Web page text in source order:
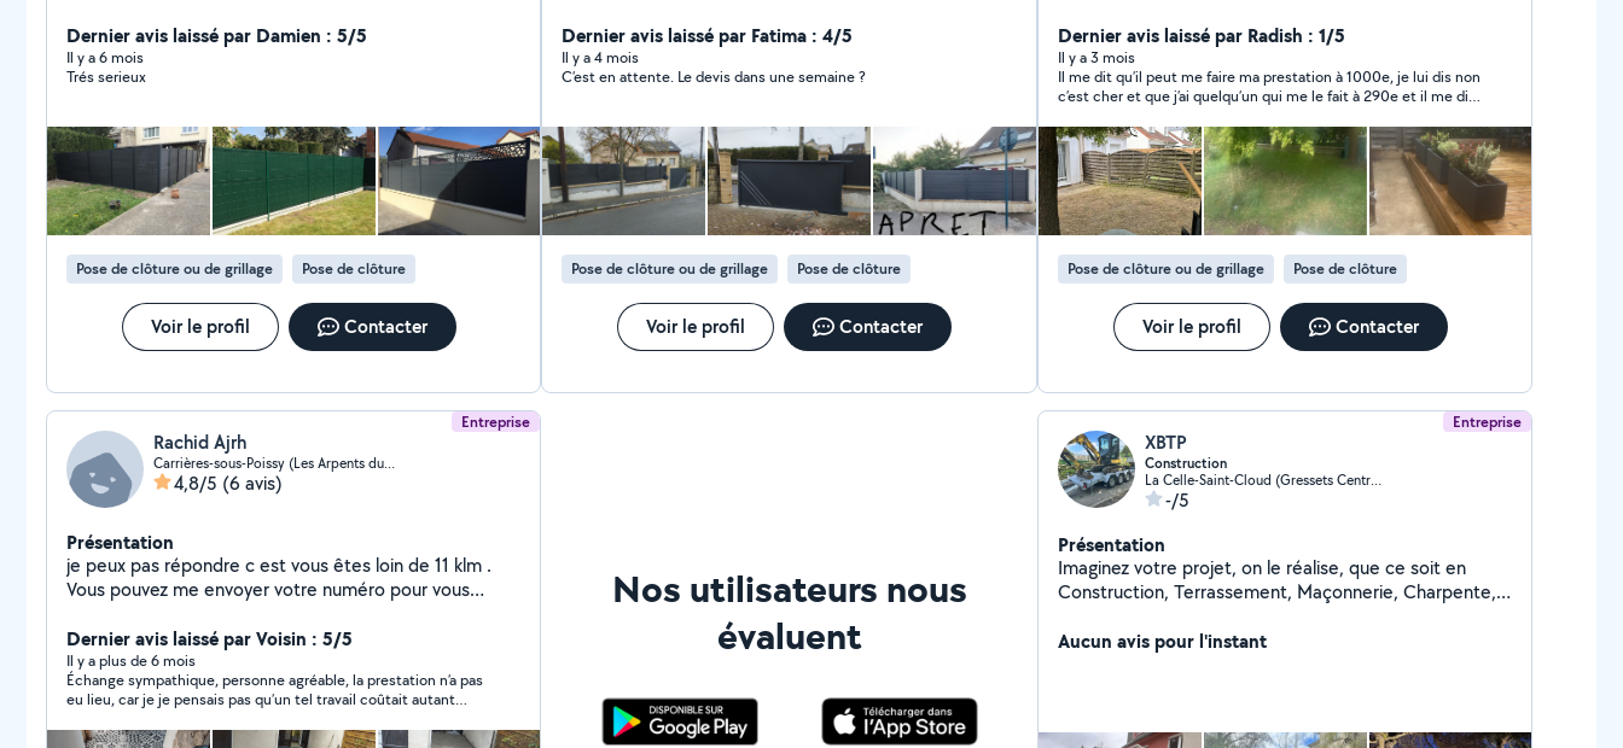
et de second œuvre, j'interviens notamment pour :
Clôtures : bois, composite, béton Terrasses : bois et
bois composite Pose de gazon synthétique Pergolas et
Travail propre, finitions soignées et respect des délais.
Devis gratuit et réponse rapide via la messagerie
AlloVoisins.
Dernier avis laissé par Damien : 5/5
Il y a 6 mois
Trés serieux
Pose de clôture ou de grillage Pose de clôture
Voir le profil Contacter
Dernier avis laissé par Fatima : 4/5
Il y a 4 mois
C’est en attente. Le devis dans une semaine ?
Pose de clôture ou de grillage Pose de clôture
Voir le profil Contacter
Dernier avis laissé par Radish : 1/5
Il y a 3 mois
Il me dit qu’il peut me faire ma prestation à 1000e, je lui dis non
c’est cher et que j’ai quelqu’un qui me le fait à 290e et il me dit
faite le mieu.. -_-
Pose de clôture ou de grillage Pose de clôture
Voir le profil Contacter
Entreprise
Rachid Ajrh
Carrières-sous-Poissy (Les Arpents du Prieur)
4,8/5 (6 avis)
Présentation
je peux pas répondre c est vous êtes loin de 11 klm .
Vous pouvez me envoyer votre numéro pour vous
générale et rénovation intérieure et extérieure pose
carrelage peinture enduit montage meuble collage de
dalle béton armé e chappe pose pierre naturelle
Dernier avis laissé par Voisin : 5/5
Il y a plus de 6 mois
Échange sympathique, personne agréable, la prestation n’a pas
eu lieu, car je je pensais pas qu’un tel travail coûtait autant
Nos utilisateurs nous
évaluent
Entreprise
XBTP
Construction
La Celle-Saint-Cloud (Gressets Centre Garenne Bechevet)
-/5
Présentation
Imaginez votre projet, on le réalise, que ce soit en
Construction, Terrassement, Maçonnerie, Charpente,
l'expertise et le savoir faire dans tous les travaux de
Aucun avis pour l'instant